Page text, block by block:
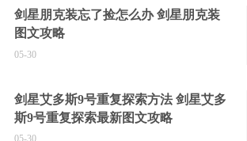
剑星朋克装忘了捡怎么办 剑星朋克装
图文攻略
05-30
剑星艾多斯9号重复探索方法 剑星艾多
斯9号重复探索最新图文攻略
05-30